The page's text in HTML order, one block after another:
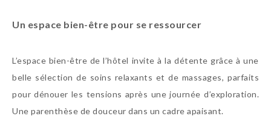
Un espace bien-être pour se ressourcer
L’espace bien-être de l’hôtel invite à la détente grâce à une
belle sélection de soins relaxants et de massages, parfaits
pour dénouer les tensions après une journée d’exploration.
Une parenthèse de douceur dans un cadre apaisant.